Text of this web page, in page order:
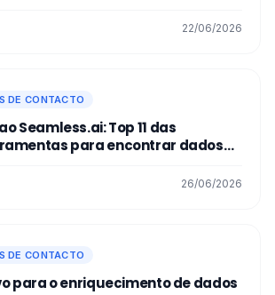
22/06/2026
DE CONTACTO
Seamless.ai: Top 11 das
para encontrar dados
26/06/2026
DE CONTACTO
para o enriquecimento de dados